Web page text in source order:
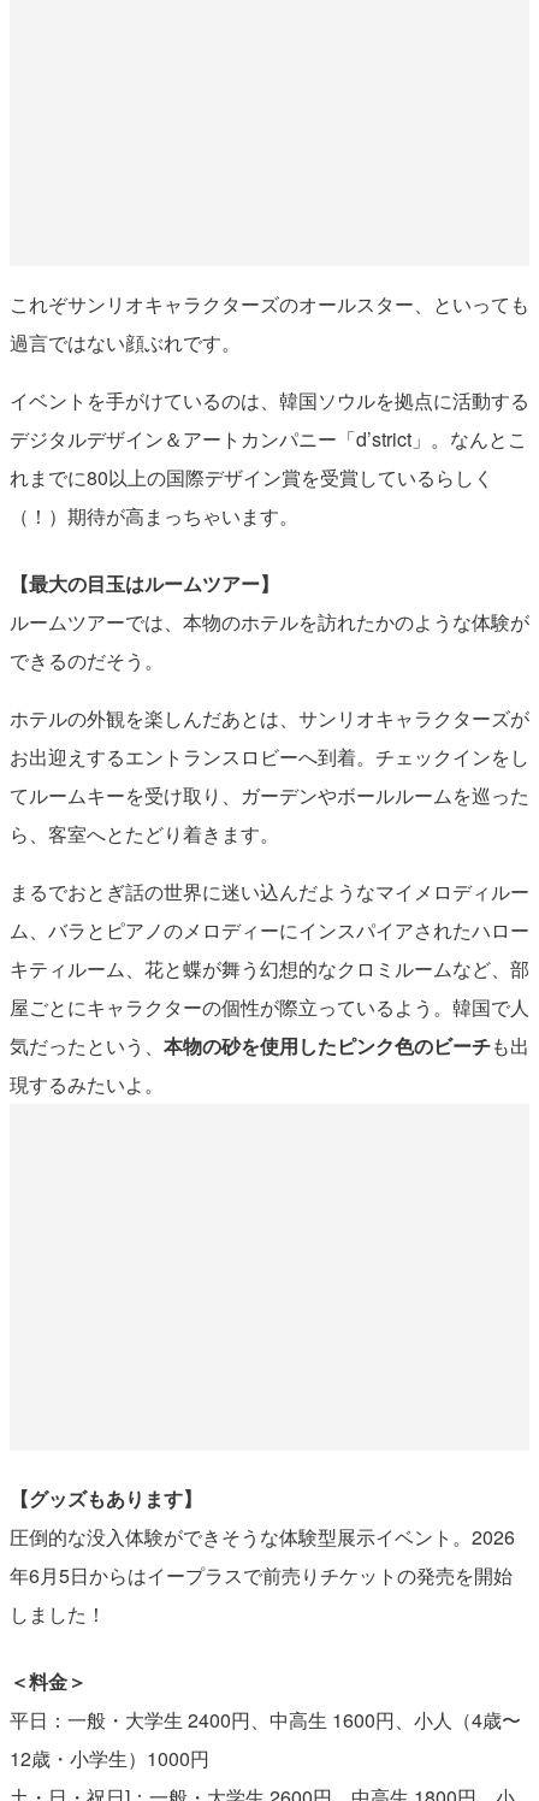
これぞサンリオキャラクターズのオールスター、といっても
過言ではない顔ぶれです。
イベントを手がけているのは、韓国ソウルを拠点に活動する
デジタルデザイン＆アートカンパニー「d’strict」。なんとこ
れまでに80以上の国際デザイン賞を受賞しているらしく
（！）期待が高まっちゃいます。
【最大の目玉はルームツアー】
ルームツアーでは、本物のホテルを訪れたかのような体験が
できるのだそう。
ホテルの外観を楽しんだあとは、サンリオキャラクターズが
お出迎えするエントランスロビーへ到着。チェックインをし
てルームキーを受け取り、ガーデンやボールルームを巡った
ら、客室へとたどり着きます。
まるでおとぎ話の世界に迷い込んだようなマイメロディルー
ム、バラとピアノのメロディーにインスパイアされたハロー
キティルーム、花と蝶が舞う幻想的なクロミルームなど、部
屋ごとにキャラクターの個性が際立っているよう。韓国で人
気だったという、 本物の砂を使用したピンク色のビーチも出
現するみたいよ。
【グッズもあります】
圧倒的な没入体験ができそうな体験型展示イベント。2026
年6月5日からはイープラスで前売りチケットの発売を開始
しました！
＜料金＞
平日：一般・大学生 2400円、中高生 1600円、小人（4歳〜
12歳・小学生）1000円